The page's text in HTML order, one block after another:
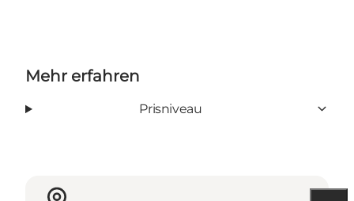
Mehr erfahren
Prisniveau